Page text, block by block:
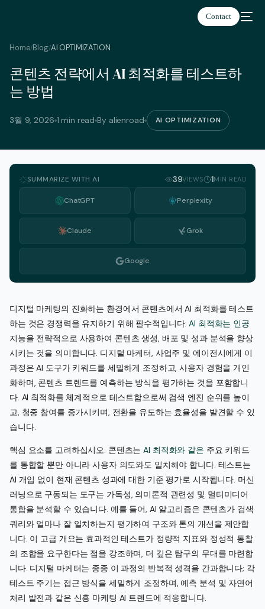
Contact
Home/Blog/AI OPTIMIZATION
콘텐츠 전략에서 AI 최적화를 테스트하
는 방법
3월 9, 2026 1 min read By alienroad AI OPTIMIZATION
SUMMARIZE WITH AI 39VIEWS 1MIN READ
ChatGPT Perplexity
Claude Grok
Google
디지털 마케팅의 진화하는 환경에서 콘텐츠에서 AI 최적화를 테스트
하는 것은 경쟁력을 유지하기 위해 필수적입니다.AI 최적화는 인공
지능을 전략적으로 사용하여 콘텐츠 생성, 배포 및 성과 분석을 향상
시키는 것을 의미합니다. 디지털 마케터, 사업주 및 에이전시에게 이
과정은 AI 도구가 키워드를 세밀하게 조정하고, 사용자 경험을 개인
화하며, 콘텐츠 트렌드를 예측하는 방식을 평가하는 것을 포함합니
다. AI 최적화를 체계적으로 테스트함으로써 검색 엔진 순위를 높이
고, 청중 참여를 증가시키며, 전환을 유도하는 효율성을 발견할 수 있
습니다.
핵심 요소를 고려하십시오: 콘텐츠는AI 최적화와 같은 주요 키워드
를 통합할 뿐만 아니라 사용자 의도와도 일치해야 합니다. 테스트는
AI 개입 없이 현재 콘텐츠 성과에 대한 기준 평가로 시작됩니다. 머신
러닝으로 구동되는 도구는 가독성, 의미론적 관련성 및 멀티미디어
통합을 분석할 수 있습니다. 예를 들어, AI 알고리즘은 콘텐츠가 검색
쿼리와 얼마나 잘 일치하는지 평가하여 구조와 톤의 개선을 제안합
니다. 이 고급 개요는 효과적인 테스트가 정량적 지표와 정성적 통찰
의 조합을 요구한다는 점을 강조하며, 더 깊은 탐구의 무대를 마련합
니다. 디지털 마케터는 종종 이 과정의 반복적 성격을 간과합니다; 각
테스트 주기는 접근 방식을 세밀하게 조정하며, 예측 분석 및 자연어
처리 발전과 같은 신흥 마케팅 AI 트렌드에 적응합니다.
한국어